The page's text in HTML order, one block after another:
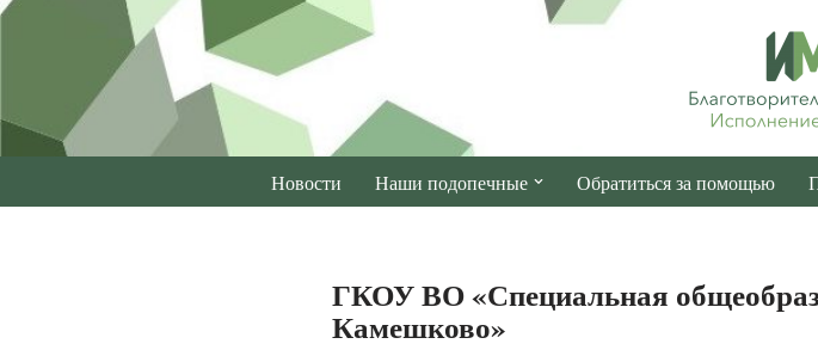
содержимому
Новости Наши подопечные Обратиться за помощью
ГКОУ ВО «Специальная
Камешково»